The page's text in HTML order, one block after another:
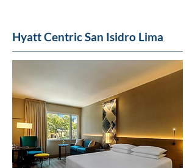
Hyatt Centric San Isidro Lima